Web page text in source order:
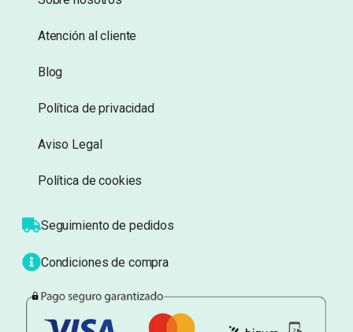
Información
Sobre nosotros
Atención al cliente
Blog
Política de privacidad